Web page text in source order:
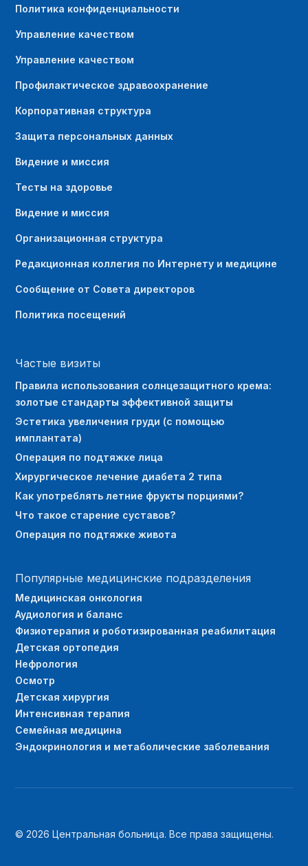
Политика конфиденциальности
Управление качеством
Управление качеством
Профилактическое здравоохранение
Корпоративная структура
Защита персональных данных
Видение и миссия
Тесты на здоровье
Видение и миссия
Организационная структура
Редакционная коллегия по Интернету и медицине
Сообщение от Совета директоров
Политика посещений
Частые визиты
Правила использования солнцезащитного крема:
золотые стандарты эффективной защиты
Эстетика увеличения груди (с помощью
имплантата)
Операция по подтяжке лица
Хирургическое лечение диабета 2 типа
Как употреблять летние фрукты порциями?
Что такое старение суставов?
Операция по подтяжке живота
Популярные медицинские подразделения
Медицинская онкология
Аудиология и баланс
Физиотерапия и роботизированная реабилитация
Детская ортопедия
Нефрология
Осмотр
Детская хирургия
Интенсивная терапия
Семейная медицина
Эндокринология и метаболические заболевания
© 2026 Центральная больница. Все права защищены.